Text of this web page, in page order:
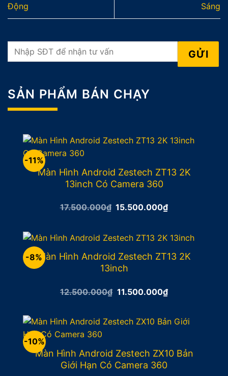
Động Sáng
SẢN PHẨM BÁN CHẠY
-11%
Màn Hình Android Zestech ZT13 2K
13inch Có Camera 360
17.500.000₫ Giá
15.500.000₫Giá
15.500.000₫.
-8%Màn Hình Android Zestech ZT13 2K
13inch
12.500.000₫ Giá
12.500.000₫.
11.500.000₫Giá
hiện
11.500.000₫.
-10%
Màn Hình Android Zestech ZX10 Bản
Giới Hạn Có Camera 360